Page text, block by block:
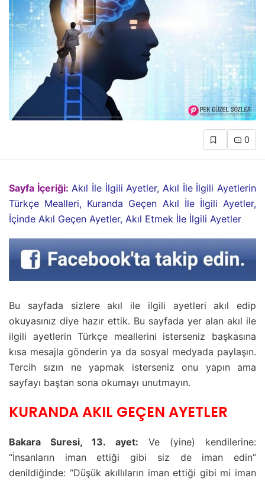
0
Sayfa İçeriği: Akıl İle İlgili Ayetler, Akıl İle İlgili Ayetlerin
Türkçe Mealleri, Kuranda Geçen Akıl İle İlgili Ayetler,
İçinde Akıl Geçen Ayetler, Akıl Etmek İle İlgili Ayetler
Bu sayfada sizlere akıl ile ilgili ayetleri akıl edip
okuyasınız diye hazır ettik. Bu sayfada yer alan akıl ile
ilgili ayetlerin Türkçe meallerini isterseniz başkasına
kısa mesajla gönderin ya da sosyal medyada paylaşın.
Tercih sızın ne yapmak isterseniz onu yapın ama
sayfayı baştan sona okumayı unutmayın.
KURANDA AKIL GEÇEN AYETLER
Bakara Suresi, 13. ayet: Ve (yine) kendilerine:
“İnsanların iman ettiği gibi siz de iman edin”
denildiğinde: “Düşük akıllıların iman ettiği gibi mi iman